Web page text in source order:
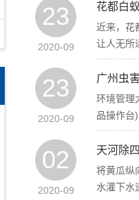
23
2020-09
花都白
近来，花
让人无所
23
2020-09
广州虫
环境管理
品操作台
02
2020-09
天河除
将黄瓜纵
水灌下水